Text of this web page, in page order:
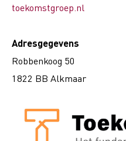
toekomstgroep.nl
Adresgegevens
Robbenkoog 50
1822 BB Alkmaar